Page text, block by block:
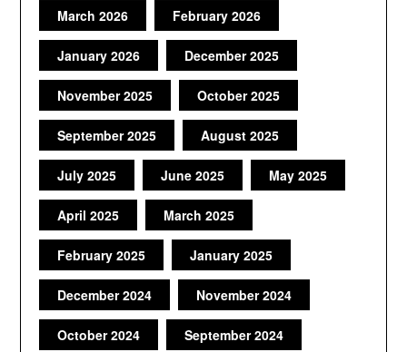
March 2026 February 2026
January 2026 December 2025
November 2025 October 2025
September 2025 August 2025
July 2025 June 2025 May 2025
April 2025 March 2025
February 2025 January 2025
December 2024 November 2024
October 2024 September 2024